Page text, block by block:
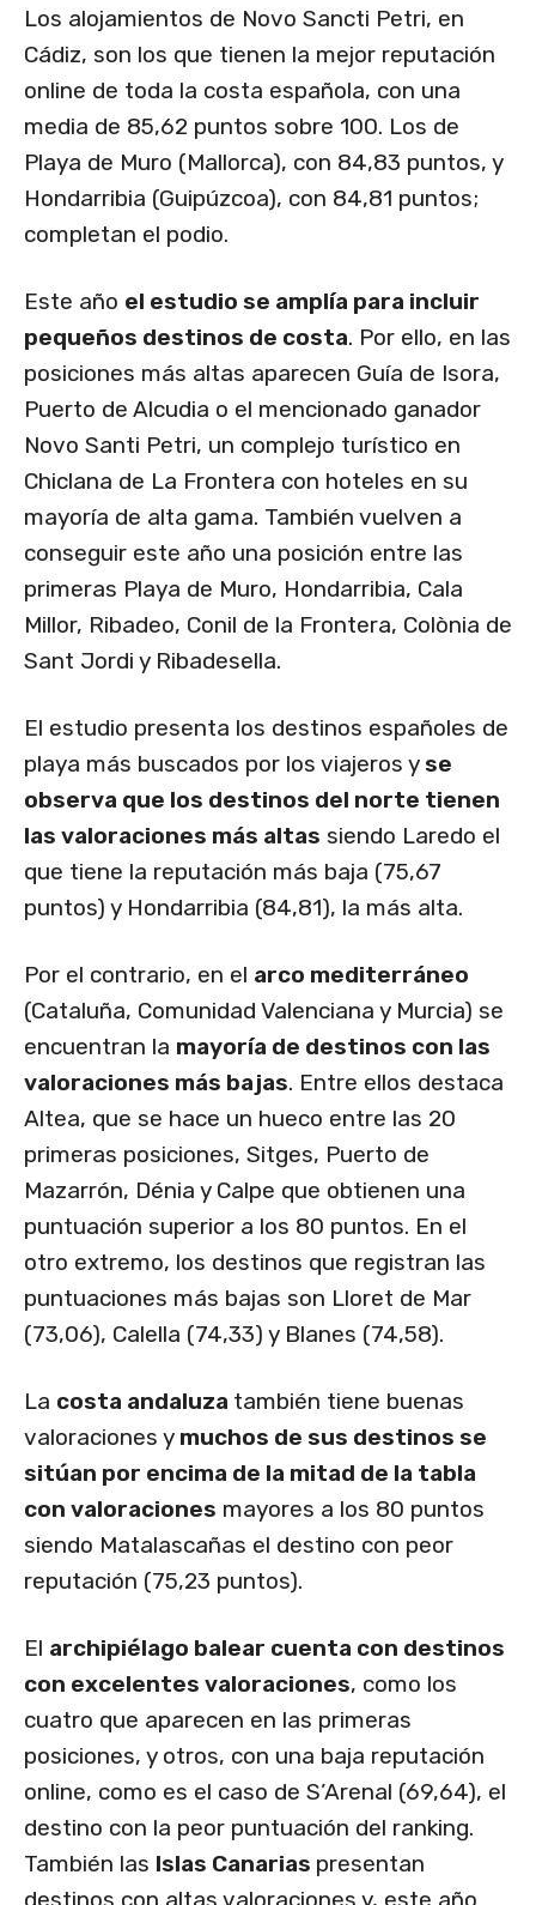
Los alojamientos de Novo Sancti Petri, en
Cádiz, son los que tienen la mejor reputación
online de toda la costa española, con una
media de 85,62 puntos sobre 100. Los de
Playa de Muro (Mallorca), con 84,83 puntos, y
Hondarribia (Guipúzcoa), con 84,81 puntos;
completan el podio.
Este año el estudio se amplía para incluir
pequeños destinos de costa. Por ello, en las
posiciones más altas aparecen Guía de Isora,
Puerto de Alcudia o el mencionado ganador
Novo Santi Petri, un complejo turístico en
Chiclana de La Frontera con hoteles en su
mayoría de alta gama. También vuelven a
conseguir este año una posición entre las
primeras Playa de Muro, Hondarribia, Cala
Millor, Ribadeo, Conil de la Frontera, Colònia de
Sant Jordi y Ribadesella.
El estudio presenta los destinos españoles de
playa más buscados por los viajeros yse
observa que los destinos del norte tienen
las valoraciones más altas siendo Laredo el
que tiene la reputación más baja (75,67
puntos) y Hondarribia (84,81), la más alta.
Por el contrario, en el arco mediterráneo
(Cataluña, Comunidad Valenciana y Murcia) se
encuentran la mayoría de destinos con las
valoraciones más bajas. Entre ellos destaca
Altea, que se hace un hueco entre las 20
primeras posiciones, Sitges, Puerto de
Mazarrón, Dénia y Calpe que obtienen una
puntuación superior a los 80 puntos. En el
otro extremo, los destinos que registran las
puntuaciones más bajas son Lloret de Mar
(73,06), Calella (74,33) y Blanes (74,58).
La costa andaluza también tiene buenas
valoraciones y muchos de sus destinos se
sitúan por encima de la mitad de la tabla
con valoraciones mayores a los 80 puntos
siendo Matalascañas el destino con peor
reputación (75,23 puntos).
El archipiélago balear cuenta con destinos
con excelentes valoraciones, como los
cuatro que aparecen en las primeras
posiciones, y otros, con una baja reputación
online, como es el caso de S’Arenal (69,64), el
destino con la peor puntuación del ranking.
También las Islas Canarias presentan
destinos con altas valoraciones y, este año